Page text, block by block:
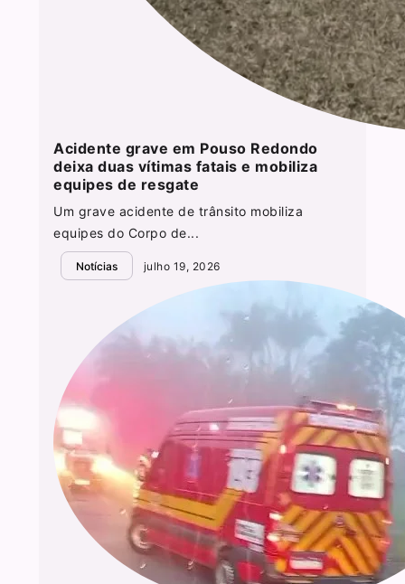
Acidente grave em Pouso Redondo
deixa duas vítimas fatais e mobiliza
equipes de resgate
Um grave acidente de trânsito mobiliza
equipes do Corpo de...
Notícias julho 19, 2026